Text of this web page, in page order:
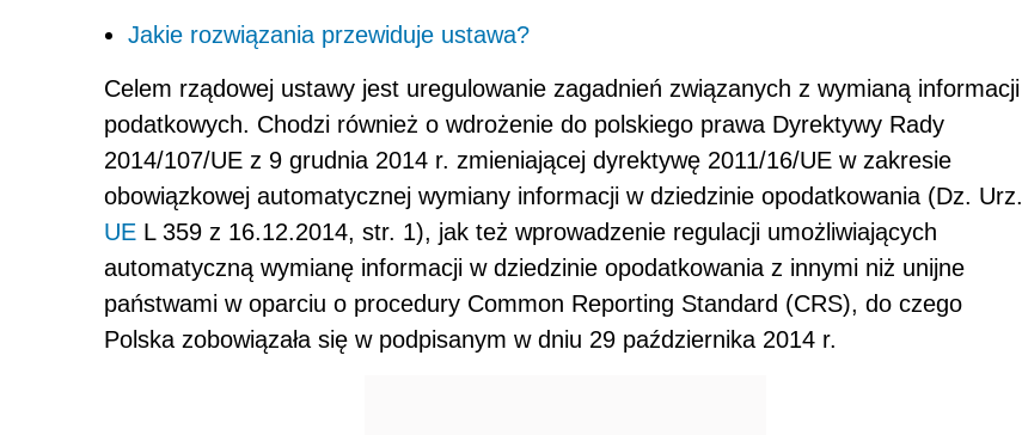
Jakie rozwiązania przewiduje ustawa?
Celem rządowej ustawy jest uregulowanie zagadnień związanych z wymianą informacji
podatkowych. Chodzi również o wdrożenie do polskiego prawa Dyrektywy Rady
2014/107/UE z 9 grudnia 2014 r. zmieniającej dyrektywę 2011/16/UE w zakresie
obowiązkowej automatycznej wymiany informacji w dziedzinie opodatkowania (Dz. Urz.
UE L 359 z 16.12.2014, str. 1), jak też wprowadzenie regulacji umożliwiających
automatyczną wymianę informacji w dziedzinie opodatkowania z innymi niż unijne
państwami w oparciu o procedury Common Reporting Standard (CRS), do czego
Polska zobowiązała się w podpisanym w dniu 29 października 2014 r.